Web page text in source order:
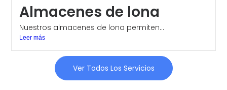
Almacenes de lona
Nuestros almacenes de lona permiten...
Leer más
Ver Todos Los Servicios